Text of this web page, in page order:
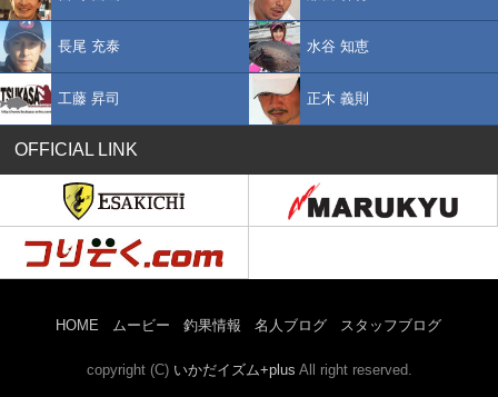
長尾 充泰 水谷 知恵
工藤 昇司 正木 義則
OFFICIAL LINK
HOME ムービー 釣果情報 名人ブログ スタッフブログ
copyright (C) いかだイズム+plus All right reserved.